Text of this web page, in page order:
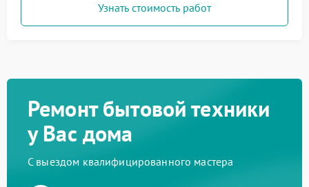
Узнать стоимость работ
Ремонт бытовой техники
у Вас дома
С выездом квалифицированного мастера